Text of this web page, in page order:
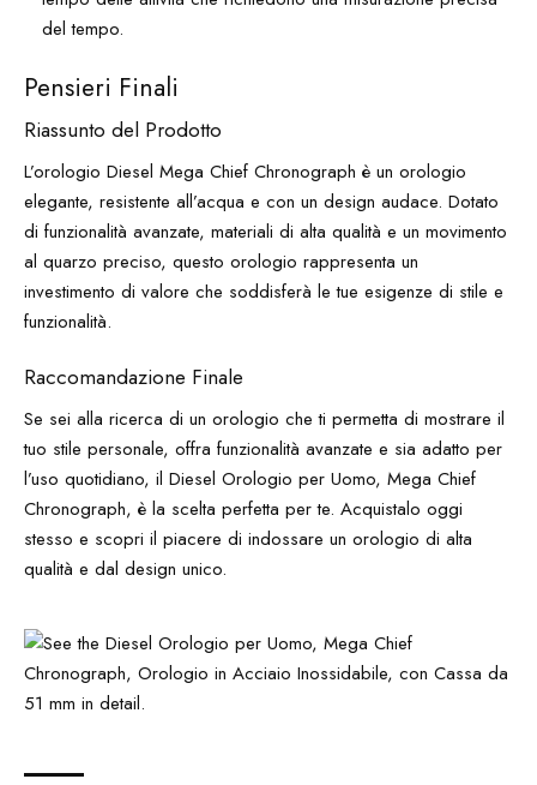
del tempo.
Pensieri Finali
Riassunto del Prodotto
L’orologio Diesel Mega Chief Chronograph è un orologio
elegante, resistente all’acqua e con un design audace. Dotato
di funzionalità avanzate, materiali di alta qualità e un movimento
al quarzo preciso, questo orologio rappresenta un
investimento di valore che soddisferà le tue esigenze di stile e
funzionalità.
Raccomandazione Finale
Se sei alla ricerca di un orologio che ti permetta di mostrare il
tuo stile personale, offra funzionalità avanzate e sia adatto per
l’uso quotidiano, il Diesel Orologio per Uomo, Mega Chief
Chronograph, è la scelta perfetta per te. Acquistalo oggi
stesso e scopri il piacere di indossare un orologio di alta
qualità e dal design unico.